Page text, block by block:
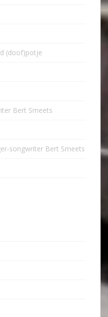
(doof)potje
Bert Smeets
songwriter Bert Smeets